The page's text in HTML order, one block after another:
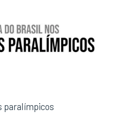
paralímpicos